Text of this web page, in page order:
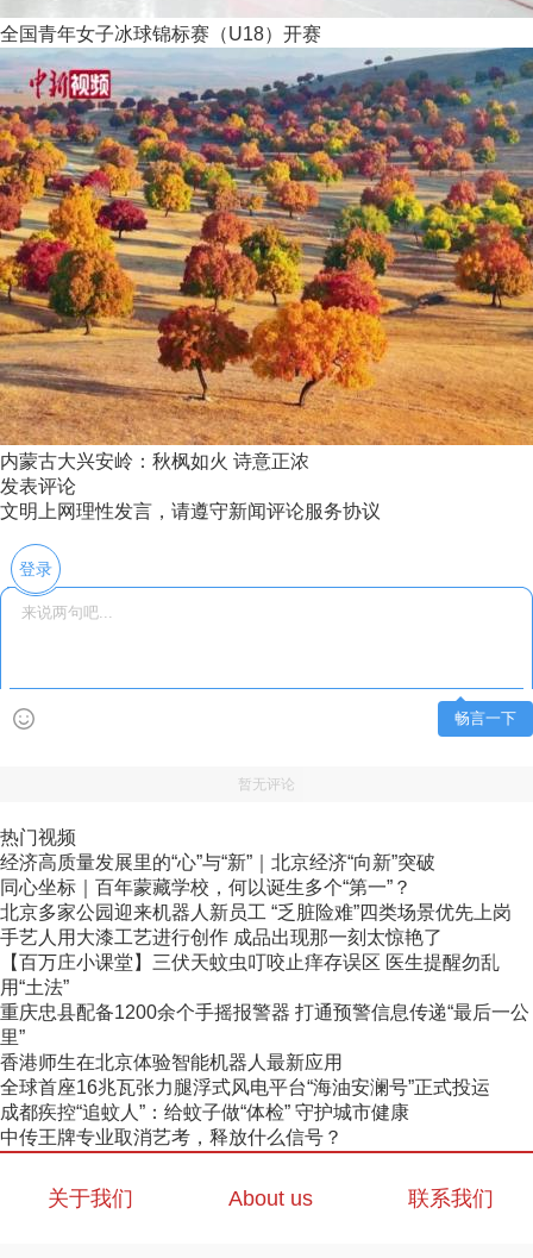
全国青年女子冰球锦标赛（U18）开赛
内蒙古大兴安岭：秋枫如火 诗意正浓
发表评论
文明上网理性发言，请遵守新闻评论服务协议
登录
畅言一下
暂无评论
热门视频
经济高质量发展里的“心”与“新”｜北京经济“向新”突破
同心坐标｜百年蒙藏学校，何以诞生多个“第一”？
北京多家公园迎来机器人新员工 “乏脏险难”四类场景优先上岗
手艺人用大漆工艺进行创作 成品出现那一刻太惊艳了
【百万庄小课堂】三伏天蚊虫叮咬止痒存误区 医生提醒勿乱
用“土法”
重庆忠县配备1200余个手摇报警器 打通预警信息传递“最后一公
里”
香港师生在北京体验智能机器人最新应用
全球首座16兆瓦张力腿浮式风电平台“海油安澜号”正式投运
成都疾控“追蚊人”：给蚊子做“体检” 守护城市健康
中传王牌专业取消艺考，释放什么信号？
关于我们 About us 联系我们